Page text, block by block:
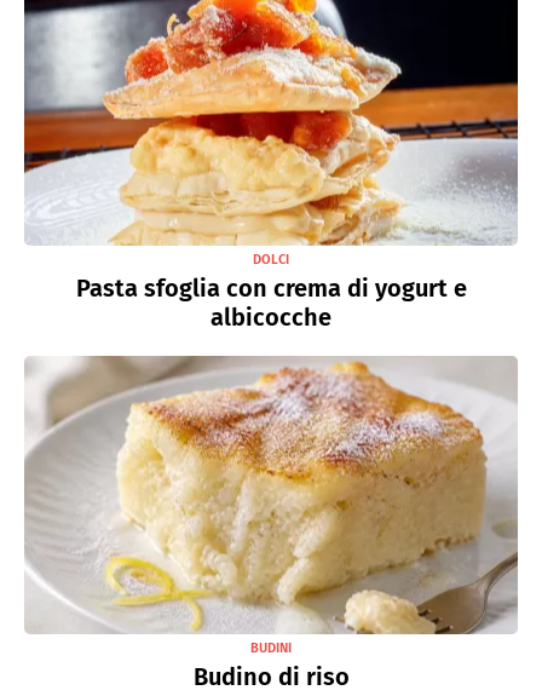
DOLCI
Pasta sfoglia con crema di yogurt e
albicocche
BUDINI
Budino di riso